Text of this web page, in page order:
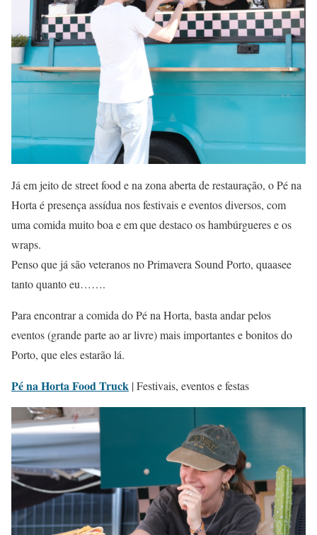
Já em jeito de street food e na zona aberta de restauração, o Pé na
Horta é presença assídua nos festivais e eventos diversos, com
uma comida muito boa e em que destaco os hambúrgueres e os
wraps.
Penso que já são veteranos no Primavera Sound Porto, quaasee
tanto quanto eu…….
Para encontrar a comida do Pé na Horta, basta andar pelos
eventos (grande parte ao ar livre) mais importantes e bonitos do
Porto, que eles estarão lá.
Pé na Horta Food Truck | Festivais, eventos e festas